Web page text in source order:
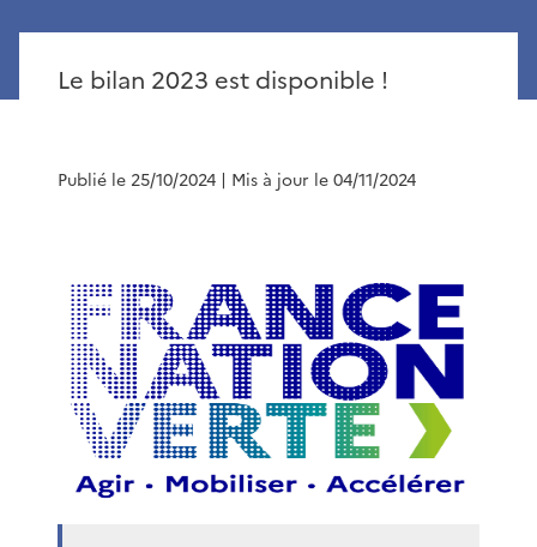
Le bilan 2023 est disponible !
Publié le 25/10/2024 | Mis à jour le 04/11/2024